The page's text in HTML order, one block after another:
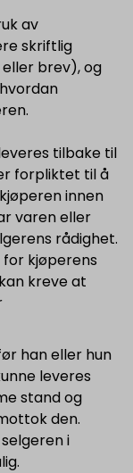
av
skriftlig
brev), og
tilbake til
forpliktet til å
innen
varen eller
rådighet.
kjøperens
kreve at
han eller hun
leveres
stand og
den.
i